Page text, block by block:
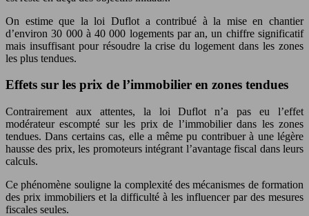
On estime que la loi Duflot a contribué à la mise en chantier
d’environ 30 000 à 40 000 logements par an, un chiffre significatif
mais insuffisant pour résoudre la crise du logement dans les zones
les plus tendues.
Effets sur les prix de l’immobilier en zones tendues
Contrairement aux attentes, la loi Duflot n’a pas eu l’effet
modérateur escompté sur les prix de l’immobilier dans les zones
tendues. Dans certains cas, elle a même pu contribuer à une légère
hausse des prix, les promoteurs intégrant l’avantage fiscal dans leurs
calculs.
Ce phénomène souligne la complexité des mécanismes de formation
des prix immobiliers et la difficulté à les influencer par des mesures
fiscales seules.